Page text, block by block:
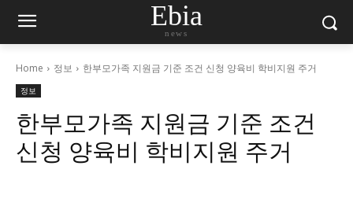
Ebia
news
Home 정보 한부모가족 지원금 기준 조건 신청 양육비 학비지원 주거
정보
한부모가족 지원금 기준 조건
신청 양육비 학비지원 주거